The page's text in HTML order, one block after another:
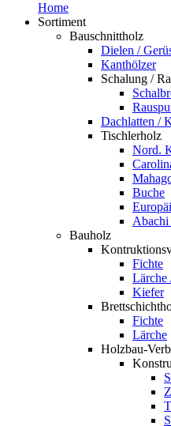
Home
Sortiment
Bauschnittholz
Dielen /
Kanthölzer
Schalung /
Dachlatten /
Tischlerholz
Nord.
Buche
Abachi
Bauholz
Fichte
Lärche
Kiefer
Fichte
Lärche
Holzbau-